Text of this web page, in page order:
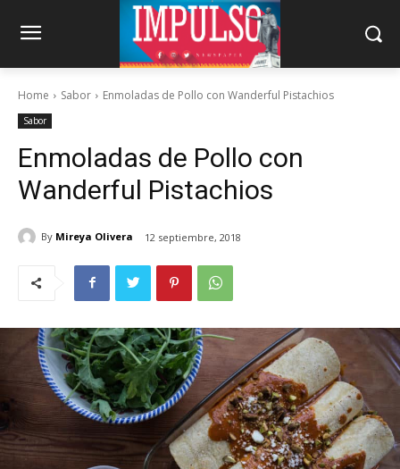
Home Sabor Enmoladas de Pollo con Wanderful Pistachios
Sabor
Enmoladas de Pollo con
Wanderful Pistachios
By Mireya Olivera 12 septiembre, 2018